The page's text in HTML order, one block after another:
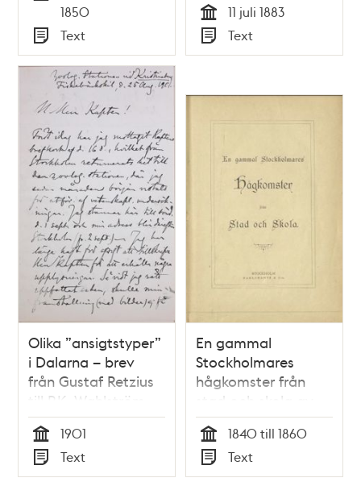
1850
Typ
Text Tid
11 juli 1883
Typ
Text
Olika ”ansigtstyper”
i Dalarna – brev
från Gustaf Retzius
till P.K. Wahlström
1901
Tid
1901
Typ
Text
En gammal
Stockholmares
hågkomster från
stad och skola av
Olof Arvid
Stridsberg
Tid
1840 till 1860
Typ
Text